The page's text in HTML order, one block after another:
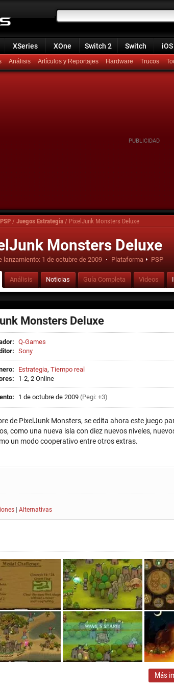
XSeries XOne Switch 2 Switch iOS
Análisis Artículos y Reportajes Hardware Trucos
/ Juegos Estrategia / PixelJunk Monsters Deluxe
Monsters Deluxe
lanzamiento: 1 de octubre de 2009 · Plataforma PSP
Análisis Noticias Guía Completa Videos
Monsters Deluxe
Q-Games
Sony
Estrategia, Tiempo real
1-2, 2 Online
1 de octubre de 2009 (Pegi: +3)
de PixelJunk Monsters, se edita ahora este juego
como una nueva isla con diez nuevos niveles,
un modo cooperativo entre otros extras.
Alternativas
Más